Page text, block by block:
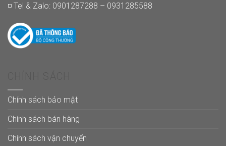
◽ Tel & Zalo: 0901287288 – 0931285588
Chính sách bảo mật
Chính sách bán hàng
Chính sách vận chuyển